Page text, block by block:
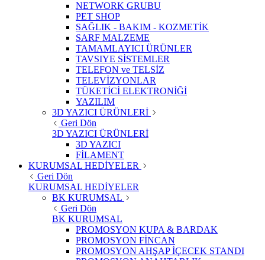
NETWORK GRUBU
PET SHOP
SAĞLIK - BAKIM - KOZMETİK
SARF MALZEME
TAMAMLAYICI ÜRÜNLER
TAVSIYE SİSTEMLER
TELEFON ve TELSİZ
TELEVİZYONLAR
TÜKETİCİ ELEKTRONİĞİ
YAZILIM
3D YAZICI ÜRÜNLERİ
Geri Dön
3D YAZICI ÜRÜNLERİ
3D YAZICI
FİLAMENT
KURUMSAL HEDİYELER
Geri Dön
KURUMSAL HEDİYELER
BK KURUMSAL
Geri Dön
BK KURUMSAL
PROMOSYON KUPA & BARDAK
PROMOSYON FİNCAN
PROMOSYON AHŞAP İÇECEK STANDI